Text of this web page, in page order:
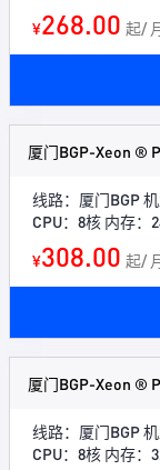
¥268.00 起/
厦门BGP-Xeon ®
线路：厦门BGP
CPU：8核 内存：
¥308.00 起/
厦门BGP-Xeon ®
线路：厦门BGP
CPU：8核 内存：